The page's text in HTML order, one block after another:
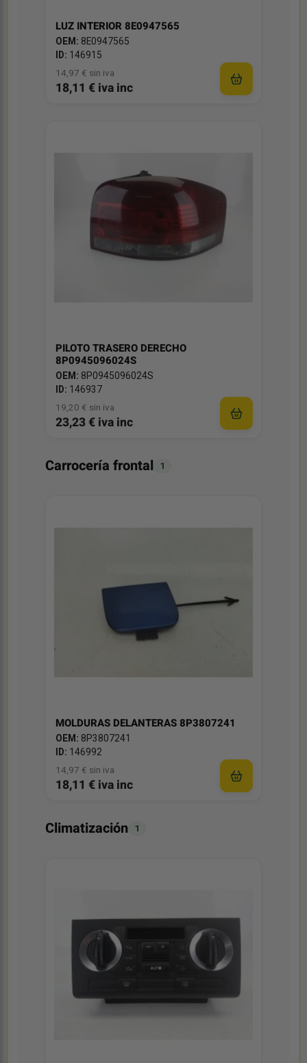
LUZ INTERIOR 8E0947565
OEM: 8E0947565
ID: 146915
14,97 € sin iva
18,11 € iva inc
PILOTO TRASERO DERECHO
8P0945096024S
OEM: 8P0945096024S
ID: 146937
19,20 € sin iva
23,23 € iva inc
Carrocería frontal 1
MOLDURAS DELANTERAS 8P3807241
OEM: 8P3807241
ID: 146992
14,97 € sin iva
18,11 € iva inc
Climatización 1